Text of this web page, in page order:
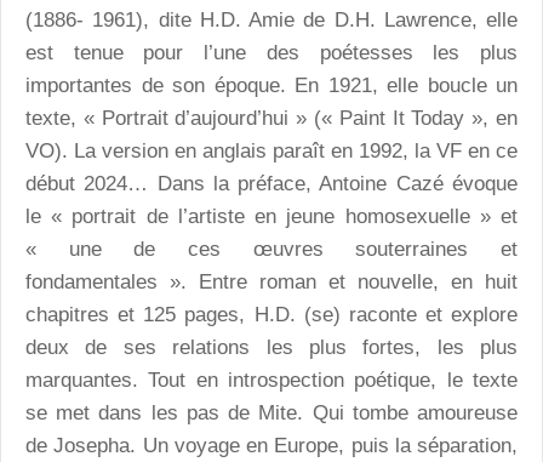
(1886- 1961), dite H.D. Amie de D.H. Lawrence, elle
est tenue pour l’une des poétesses les plus
importantes de son époque. En 1921, elle boucle un
texte, « Portrait d’aujourd’hui » (« Paint It Today », en
VO). La version en anglais paraît en 1992, la VF en ce
début 2024… Dans la préface, Antoine Cazé évoque
le « portrait de l’artiste en jeune homosexuelle » et
« une de ces œuvres souterraines et
fondamentales ». Entre roman et nouvelle, en huit
chapitres et 125 pages, H.D. (se) raconte et explore
deux de ses relations les plus fortes, les plus
marquantes. Tout en introspection poétique, le texte
se met dans les pas de Mite. Qui tombe amoureuse
de Josepha. Un voyage en Europe, puis la séparation,